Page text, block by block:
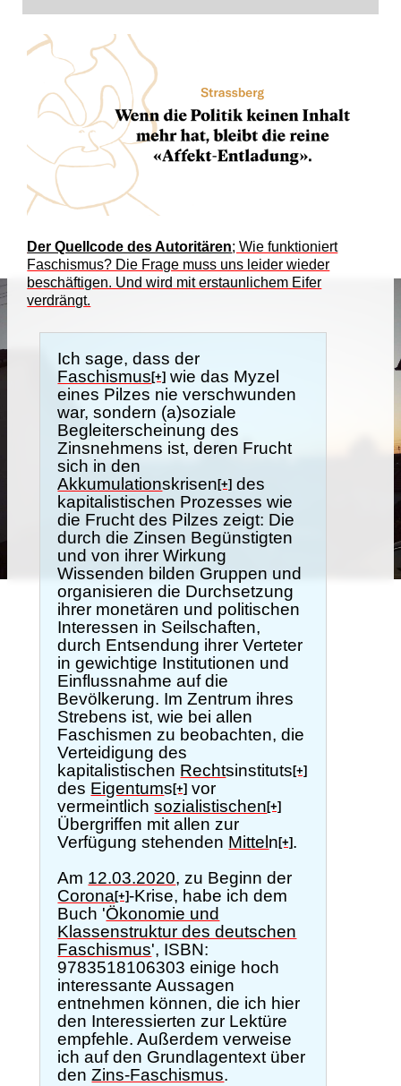
Der Quellcode des Autoritären; Wie funktioniert
Faschismus? Die Frage muss uns leider wieder
beschäftigen. Und wird mit erstaunlichem Eifer
verdrängt.
Ich sage, dass der
Faschismus[+] wie das Myzel
eines Pilzes nie verschwunden
war, sondern (a)soziale
Begleiterscheinung des
Zinsnehmens ist, deren Frucht
sich in den
Akkumulationskrisen[+] des
kapitalistischen Prozesses wie
die Frucht des Pilzes zeigt: Die
durch die Zinsen Begünstigten
und von ihrer Wirkung
Wissenden bilden Gruppen und
organisieren die Durchsetzung
ihrer monetären und politischen
Interessen in Seilschaften,
durch Entsendung ihrer Verteter
in gewichtige Institutionen und
Einflussnahme auf die
Bevölkerung. Im Zentrum ihres
Strebens ist, wie bei allen
Faschismen zu beobachten, die
Verteidigung des
kapitalistischen Rechtsinstituts[+]
des Eigentums[+] vor
vermeintlichsozialistischen[+]
Übergriffen mit allen zur
Verfügung stehenden Mittel n[+] .
Am 12.03.2020, zu Beginn der
Corona[+]-Krise, habe ich dem
Buch 'Ökonomie und
Klassenstruktur des deutschen
Faschismus', ISBN:
9783518106303 einige hoch
interessante Aussagen
entnehmen können, die ich hier
den Interessierten zur Lektüre
empfehle. Außerdem verweise
ich auf den Grundlagentext über
denZins-Faschismus.